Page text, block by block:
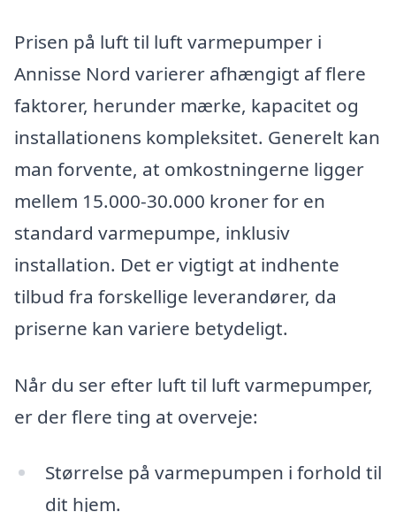
Prisen på luft til luft varmepumper i
Annisse Nord varierer afhængigt af flere
faktorer, herunder mærke, kapacitet og
installationens kompleksitet. Generelt kan
man forvente, at omkostningerne ligger
mellem 15.000-30.000 kroner for en
standard varmepumpe, inklusiv
installation. Det er vigtigt at indhente
tilbud fra forskellige leverandører, da
priserne kan variere betydeligt.
Når du ser efter luft til luft varmepumper,
er der flere ting at overveje:
Størrelse på varmepumpen i forhold til
dit hjem.